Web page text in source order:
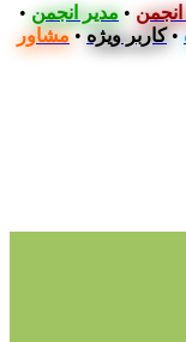
• مدیر انجمن •
• کاربر ویژه • مشاور